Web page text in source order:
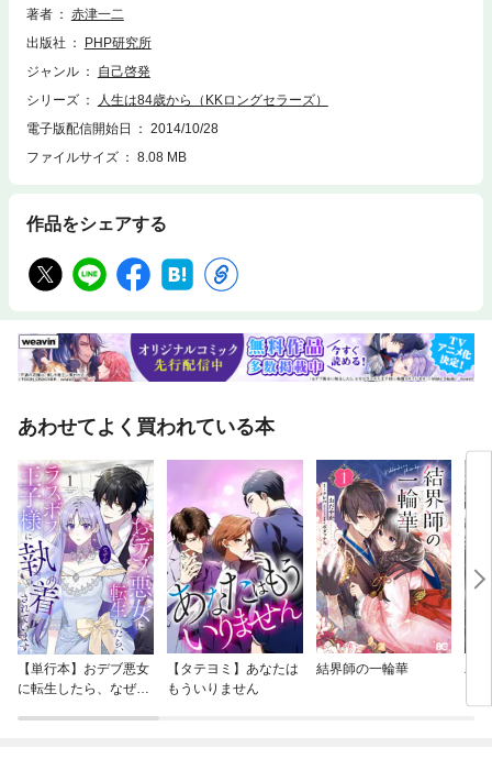
進もうとしない。冒険をしない、つまり、少しでもリスクがあることは避
のか。私に言わせれば「勇気がない」。
著者
赤津一二
出版社
PHP研究所
ジャンル
自己啓発
シリーズ
人生は84歳から（KKロングセラーズ）
電子版配信開始日
2014/10/28
ファイルサイズ
8.08 MB
作品をシェアする
あわせてよく買われている本
【単行本】おデブ悪女
に転生したら、なぜか
【タテヨミ】あなたは
もういりません
結界師の一輪華
バ
今